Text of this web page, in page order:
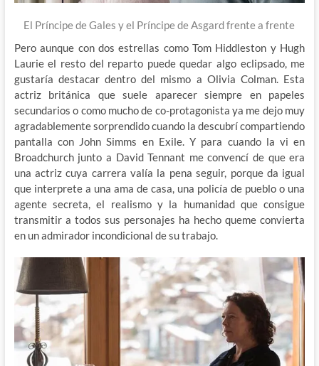
El Príncipe de Gales y el Príncipe de Asgard frente a frente
Pero aunque con dos estrellas como Tom Hiddleston y Hugh
Laurie el resto del reparto puede quedar algo eclipsado, me
gustaría destacar dentro del mismo a Olivia Colman. Esta
actriz británica que suele aparecer siempre en papeles
secundarios o como mucho de co-protagonista ya me dejo muy
agradablemente sorprendido cuando la descubrí compartiendo
pantalla con John Simms en Exile. Y para cuando la vi en
Broadchurch junto a David Tennant me convencí de que era
una actriz cuya carrera valía la pena seguir, porque da igual
que interprete a una ama de casa, una policía de pueblo o una
agente secreta, el realismo y la humanidad que consigue
transmitir a todos sus personajes ha hecho queme convierta
en un admirador incondicional de su trabajo.